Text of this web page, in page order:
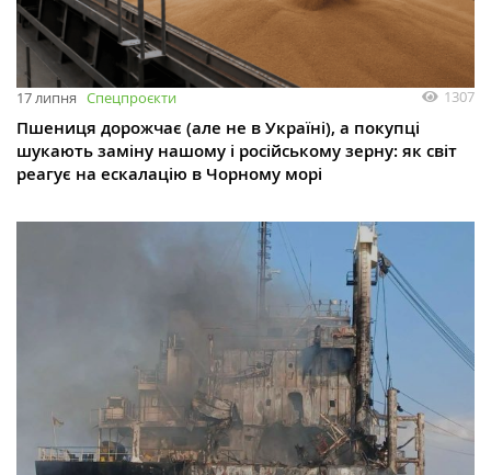
17 липня Спецпроєкти 1307
Пшениця дорожчає (але не в Україні), а покупці
шукають заміну нашому і російському зерну: як світ
реагує на ескалацію в Чорному морі